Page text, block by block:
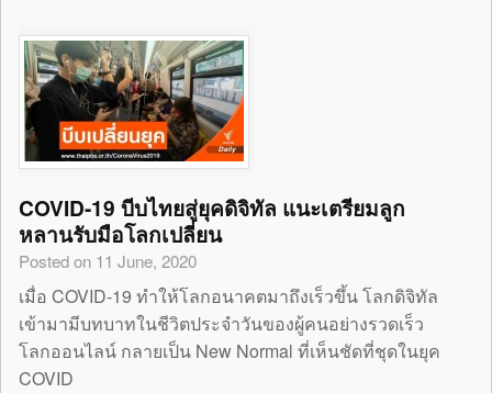
COVID-19 บีบไทยสู่ยุคดิจิทัล แนะเตรียมลูก
หลานรับมือโลกเปลี่ยน
Posted on 11 June, 2020
เมื่อ COVID-19 ทำให้โลกอนาคตมาถึงเร็วขึ้น โลกดิจิทัล
เข้ามามีบทบาทในชีวิตประจำวันของผู้คนอย่างรวดเร็ว
โลกออนไลน์ กลายเป็น New Normal ที่เห็นชัดที่ชุดในยุค
COVID